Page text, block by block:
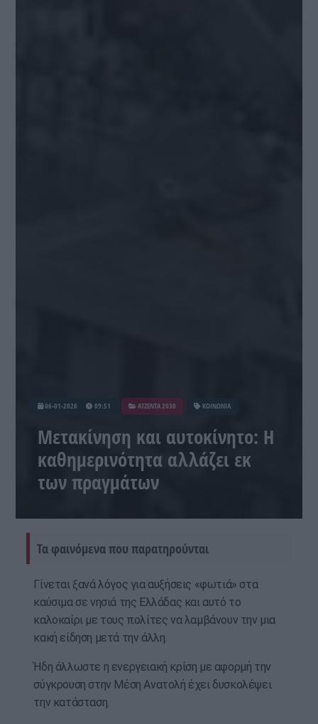
06-01-2026 09:51 ATZENTA 2030 ΚΟΙΝΩΝΙΑ
Μετακίνηση και αυτοκίνητο: Η
καθημερινότητα αλλάζει εκ
των πραγμάτων
Τα φαινόμενα που παρατηρούνται
Γίνεται ξανά λόγος για αυξήσεις «φωτιά» στα
καύσιμα σε νησιά της Ελλάδας και αυτό το
καλοκαίρι με τους πολίτες να λαμβάνουν την μια
κακή είδηση μετά την άλλη.
Ήδη άλλωστε η ενεργειακή κρίση με αφορμή την
σύγκρουση στην Μέση Ανατολή έχει δυσκολέψει
την κατάσταση.